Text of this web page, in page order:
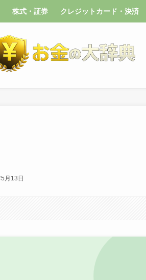
株式・証券 クレジットカード・決済
月13日